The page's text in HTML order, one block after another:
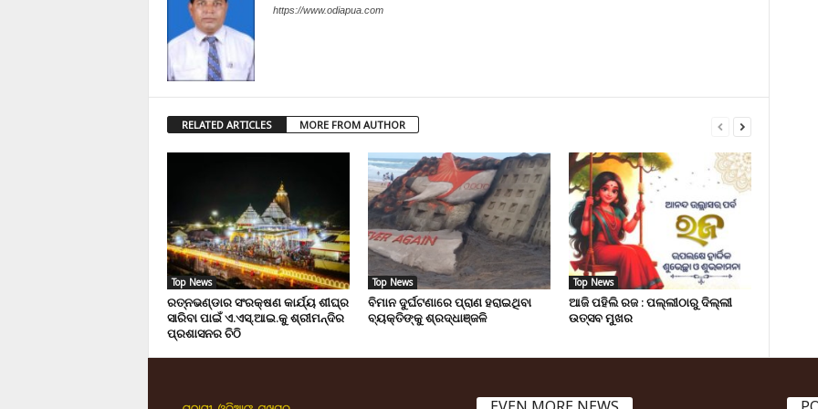
https://www.odiapua.com
RELATED ARTICLES MORE FROM AUTHOR
Top News
ରତ୍ନଭଣ୍ଡାର ସଂରକ୍ଷଣ କାର୍ଯ୍ୟ ଶୀଘ୍ର
ସାରିବା ପାଇଁ ଏ.ଏସ୍.ଆଇ.କୁ ଶ୍ରୀମନ୍ଦିର
ପ୍ରଶାସନର ଚିଠି
Top News
ବିମାନ ଦୁର୍ଘଟଣାରେ ପ୍ରାଣ ହରାଇଥିବା
ବ୍ୟକ୍ତିଙ୍କୁ ଶ୍ରଦ୍ଧାଞ୍ଜଳି
Top News
ଆଜି ପହିଲି ରଜ : ପଲ୍ଲୀଠାରୁ ଦିଲ୍ଲୀ
ଉତ୍ସବ ମୁଖର